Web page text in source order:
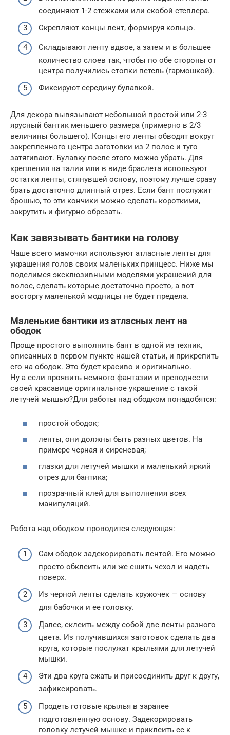
соединяют 1-2 стежками или скобой степлера.
Скрепляют концы лент, формируя кольцо.
Складывают ленту вдвое, а затем и в большее
количество слоев так, чтобы по обе стороны от
центра получились стопки петель (гармошкой).
Фиксируют середину булавкой.
Для декора вывязывают небольшой простой или 2-3
ярусный бантик меньшего размера (примерно в 2/3
величины большего). Концы его ленты обводят вокруг
закрепленного центра заготовки из 2 полос и туго
затягивают. Булавку после этого можно убрать. Для
крепления на талии или в виде браслета используют
остатки ленты, стянувшей основу, поэтому лучше сразу
брать достаточно длинный отрез. Если бант послужит
брошью, то эти кончики можно сделать короткими,
закрутить и фигурно обрезать.
Как завязывать бантики на голову
Чаше всего мамочки используют атласные ленты для
украшения голов своих маленьких принцесс. Ниже мы
поделимся эксклюзивными моделями украшений для
волос, сделать которые достаточно просто, а вот
восторгу маленькой модницы не будет предела.
Маленькие бантики из атласных лент на
ободок
Проще простого выполнить бант в одной из техник,
описанных в первом пункте нашей статьи, и прикрепить
его на ободок. Это будет красиво и оригинально.
Ну а если проявить немного фантазии и преподнести
своей красавице оригинальное украшение с такой
летучей мышью?Для работы над ободком понадобятся:
простой ободок;
ленты, они должны быть разных цветов. На
примере черная и сиреневая;
глазки для летучей мышки и маленький яркий
отрез для бантика;
прозрачный клей для выполнения всех
манипуляций.
Работа над ободком проводится следующая:
Сам ободок задекорировать лентой. Его можно
просто обклеить или же сшить чехол и надеть
поверх.
Из черной ленты сделать кружочек — основу
для бабочки и ее головку.
Далее, склеить между собой две ленты разного
цвета. Из получившихся заготовок сделать два
круга, которые послужат крыльями для летучей
мышки.
Эти два круга сжать и присоединить друг к другу,
зафиксировать.
Продеть готовые крылья в заранее
подготовленную основу. Задекорировать
головку летучей мышке и приклеить ее к